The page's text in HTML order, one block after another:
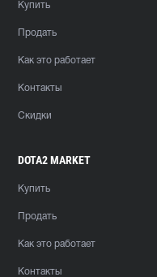
Купить
Продать
Как это работает
Контакты
Скидки
DOTA2 MARKET
Купить
Продать
Как это работает
Контакты